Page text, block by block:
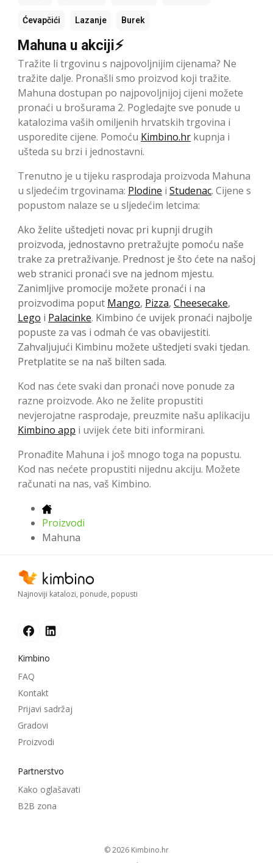
Ćevapčići Lazanje Burek
Mahuna u akciji⚡
Tražite li trgovinu s najpovoljnijim cijenama? Ne
tražite dalje. Pronašli smo proizvod koji tražite.
Mahuna dostupan po najpovoljnijoj cijeni možete
pronaći u brošurama 2. Pogledajte sve ponude u
katalozima vaših omiljenih hrvatskih trgovina i
usporedite cijene. Pomoću Kimbino.hr kupnja i
ušteda su brzi i jednostavni.
Trenutno je u tijeku rasprodaja proizvoda Mahuna
u sljedećim trgovinama: Plodine i Studenac. Cijene s
popustom nalaze se u sljedećim letcima:
Ako želite uštedjeti novac pri kupnji drugih
proizvoda, jednostavno pretražujte pomoću naše
trake za pretraživanje. Prednost je što ćete na našoj
web stranici pronaći sve na jednom mjestu.
Zanimljive promocije možete pronaći i na
proizvodima poput Mango, Pizza, Cheesecake,
Lego i Palacinke. Kimbino će uvijek pronaći najbolje
popuste za vas i odmah će vas obavijestiti.
Zahvaljujući Kimbinu možete uštedjeti svaki tjedan.
Pretplatite se na naš bilten sada.
Kod nas ćete svaki dan pronaći nove ponude za
razne proizvode. Ako ne želite propustiti
nevjerojatne rasprodaje, preuzmite našu aplikaciju
Kimbino app i uvijek ćete biti informirani.
Pronađite Mahuna i još mnogo toga na popustu.
Kod nas nećete propustiti nijednu akciju. Možete
računati na nas, vaš Kimbino.
Proizvodi
Mahuna
Najnoviji katalozi, ponude, popusti
Kimbino
FAQ
Kontakt
Prijavi sadržaj
Gradovi
Proizvodi
Partnerstvo
Kako oglašavati
B2B zona
© 2026
kimbino.hr